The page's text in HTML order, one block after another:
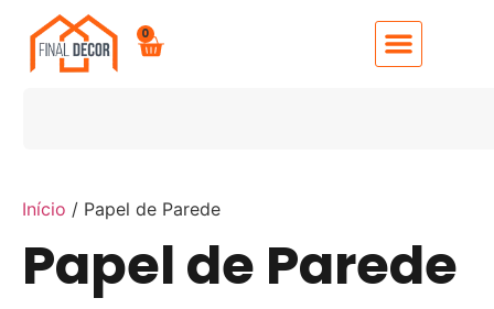
0
Início / Papel de Parede
Papel de Parede